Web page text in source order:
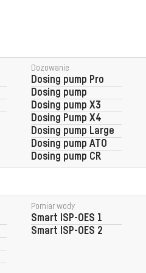
Dozowanie
Dosing pump Pro
Dosing pump
Dosing pump X3
Dosing Pump X4
Dosing pump Large
Dosing pump ATO
Dosing pump CR
Pomiar wody
Smart ISP-OES 1
Smart ISP-OES 2